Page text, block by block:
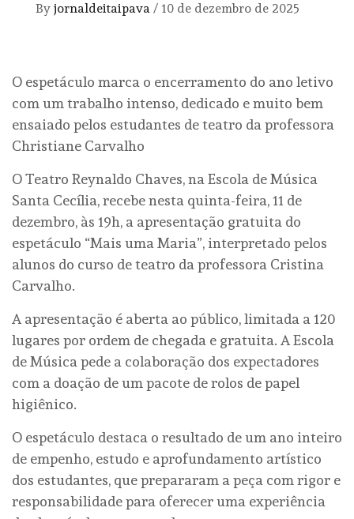
By jornaldeitaipava / 10 de dezembro de 2025
O espetáculo marca o encerramento do ano letivo
com um trabalho intenso, dedicado e muito bem
ensaiado pelos estudantes de teatro da professora
Christiane Carvalho
O Teatro Reynaldo Chaves, na Escola de Música
Santa Cecília, recebe nesta quinta-feira, 11 de
dezembro, às 19h, a apresentação gratuita do
espetáculo “Mais uma Maria”, interpretado pelos
alunos do curso de teatro da professora Cristina
Carvalho.
A apresentação é aberta ao público, limitada a 120
lugares por ordem de chegada e gratuita. A Escola
de Música pede a colaboração dos expectadores
com a doação de um pacote de rolos de papel
higiênico.
O espetáculo destaca o resultado de um ano inteiro
de empenho, estudo e aprofundamento artístico
dos estudantes, que prepararam a peça com rigor e
responsabilidade para oferecer uma experiência